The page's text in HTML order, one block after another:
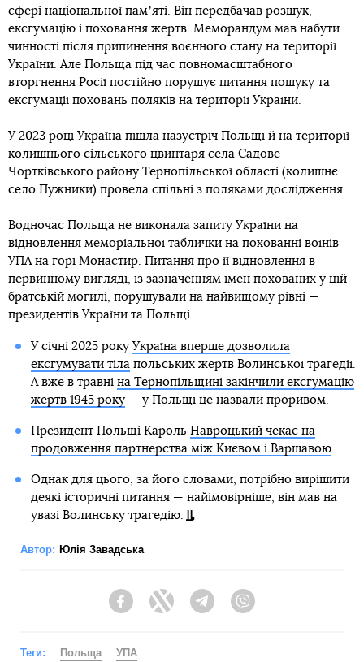
сфері національної памʼяті. Він передбачав розшук,
ексгумацію і поховання жертв. Меморандум мав набути
чинності після припинення воєнного стану на території
України. Але Польща під час повномасштабного
вторгнення Росії постійно порушує питання пошуку та
ексгумації поховань поляків на території України.
У 2023 році Україна пішла назустріч Польщі й на території
колишнього сільського цвинтаря села Садове
Чортківського району Тернопільської області (колишнє
село Пужники) провела спільні з поляками дослідження.
Водночас Польща не виконала запиту України на
відновлення меморіальної таблички на похованні воїнів
УПА на горі Монастир. Питання про її відновлення в
первинному вигляді, із зазначенням імен похованих у цій
братській могилі, порушували на найвищому рівні —
президентів України та Польщі.
У січні 2025 року Україна вперше дозволила
ексгумувати тіла польських жертв Волинської трагедії.
А вже в травні на Тернопільщині закінчили ексгумацію
жертв 1945 року— у Польщі це назвали проривом.
Президент Польщі Кароль Навроцький чекає на
продовження партнерства між Києвом і Варшавою.
Однак для цього, за його словами, потрібно вирішити
деякі історичні питання — найімовірніше, він мав на
увазі Волинську трагедію.
Автор: Юлія Завадська
FacebookTwitter Telegram
Теги: Польща УПА